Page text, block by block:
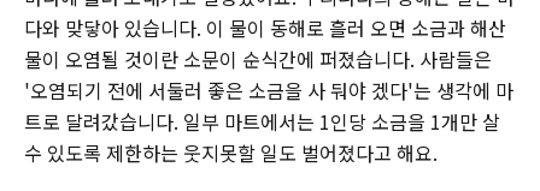
다와 맞닿아 있습니다. 이 물이 동해로 흘러 오면 소금과 해산
물이 오염될 것이란 소문이 순식간에 퍼졌습니다. 사람들은
'오염되기 전에 서둘러 좋은 소금을 사 둬야 겠다'는 생각에 마
트로 달려갔습니다. 일부 마트에서는 1인당 소금을 1개만 살
수 있도록 제한하는 웃지못할 일도 벌어졌다고 해요.